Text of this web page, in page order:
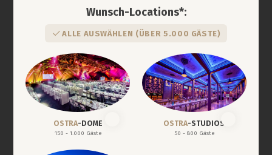
ALLE AUSWÄHLEN (ÜBER 5.000 GÄSTE)
Wunsch-Locations*:
OSTRA-DOME
150 - 1.000 Gäste
OSTRA-STUDIOS
50 - 800 Gäste